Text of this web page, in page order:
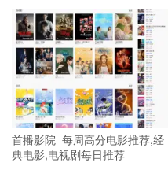
首播影院_每周高分电影推荐,经
典电影,电视剧每日推荐